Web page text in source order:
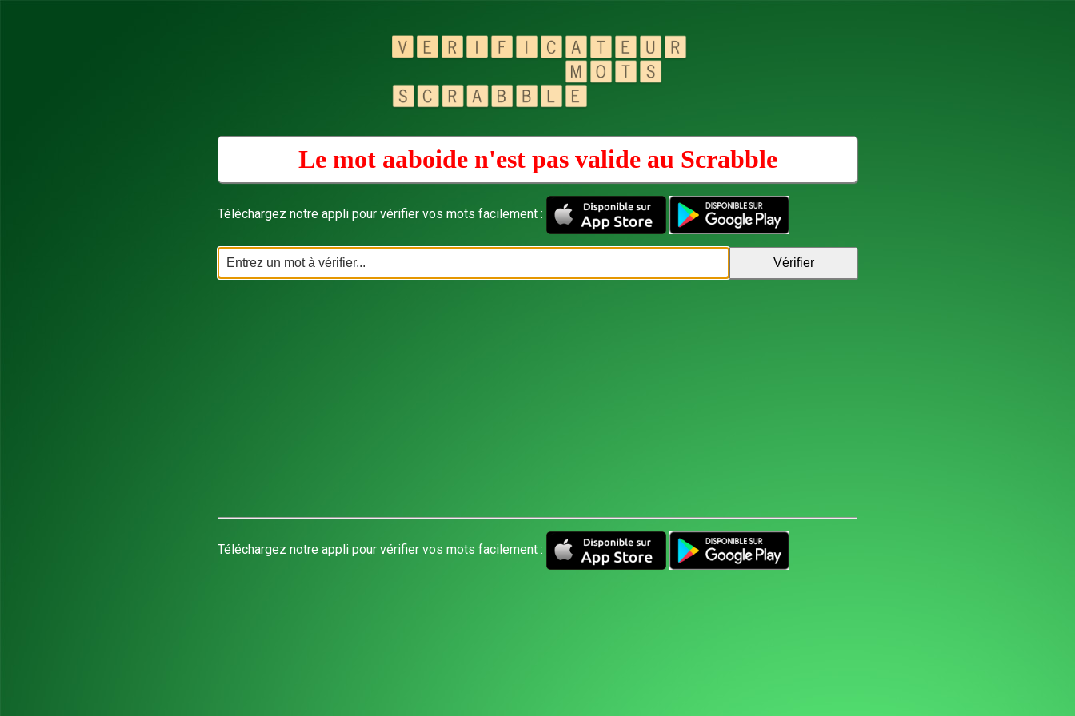
Le mot aaboide n'est pas valide au Scrabble
Téléchargez notre appli pour vérifier vos mots facilement :
Téléchargez notre appli pour vérifier vos mots facilement :